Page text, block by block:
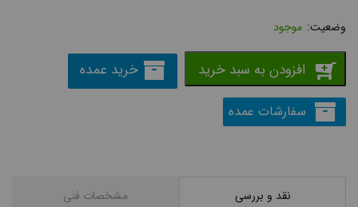
موجود
افزودن به سبد خرید خرید عمده
سفارشات عمده
نقد و بررسی مشخصات فنی